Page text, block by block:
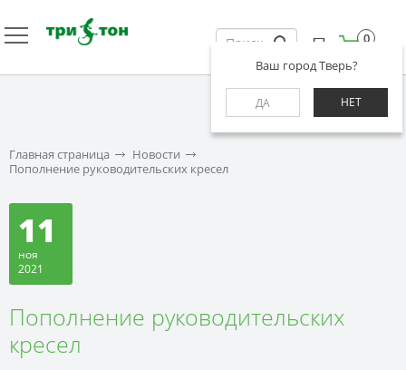
Ваш город Тверь?
ДА НЕТ
0
Главная страница
Новости
Пополнение руководительских кресел
11
ноя
2021
Пополнение руководительских
кресел